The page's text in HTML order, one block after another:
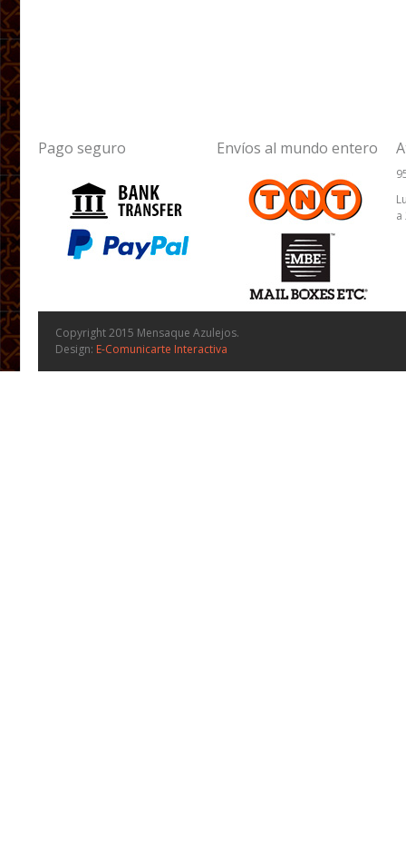
Pago seguro Envíos al mundo entero
a
Copyright 2015 Mensaque Azulejos.
Design: E-Comunicarte Interactiva